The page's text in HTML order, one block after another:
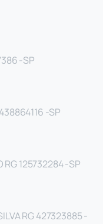
-SP
-SP
RG 125732284 -SP
RG 427323885 -